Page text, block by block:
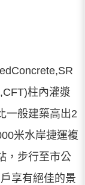
柱內灌漿
一般建築高出2
米水岸捷運複
，步行至市公
享有絕佳的景